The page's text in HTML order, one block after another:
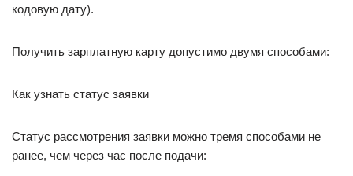
кодовую дату).
Получить зарплатную карту допустимо двумя способами:
Как узнать статус заявки
Статус рассмотрения заявки можно тремя способами не
ранее, чем через час после подачи: